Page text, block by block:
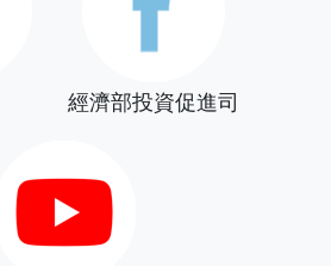
經濟部投資促進司